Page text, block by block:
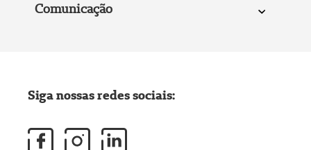
Comunicação
Siga nossas redes sociais: